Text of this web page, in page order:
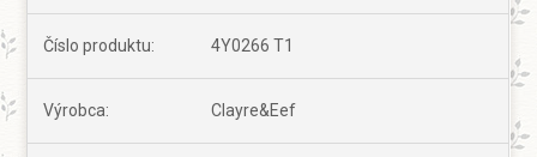
Číslo produktu: 4Y0266 T1
Výrobca: Clayre&Eef